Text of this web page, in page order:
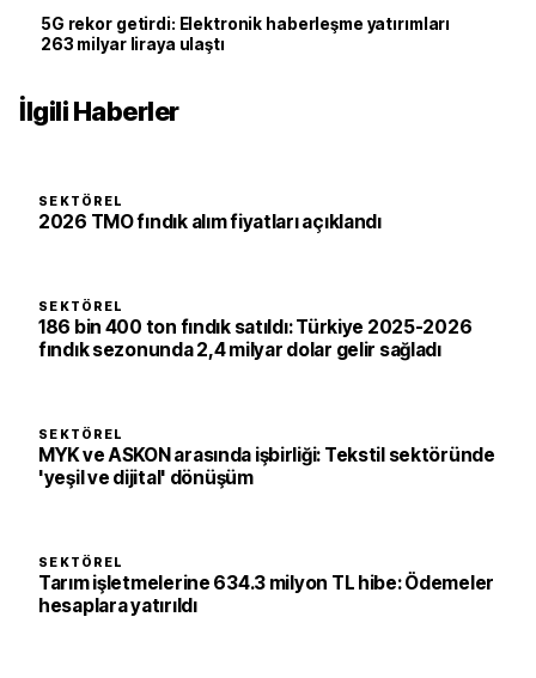
5G rekor getirdi: Elektronik haberleşme yatırımları
263 milyar liraya ulaştı
İlgili Haberler
SEKTÖREL
2026 TMO fındık alım fiyatları açıklandı
SEKTÖREL
186 bin 400 ton fındık satıldı: Türkiye 2025-2026
fındık sezonunda 2,4 milyar dolar gelir sağladı
SEKTÖREL
MYK ve ASKON arasında işbirliği: Tekstil sektöründe
'yeşil ve dijital' dönüşüm
SEKTÖREL
Tarım işletmelerine 634.3 milyon TL hibe: Ödemeler
hesaplara yatırıldı